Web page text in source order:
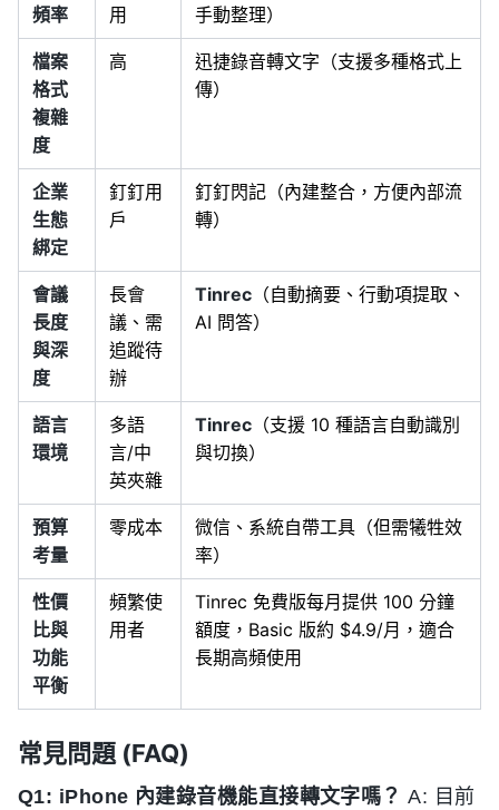
頻率
用
手動整理）
檔案
格式
複雜
度
高
迅捷錄音轉文字（支援多種格式上
傳）
企業
生態
綁定
釘釘用
戶
釘釘閃記（內建整合，方便內部流
轉）
會議
長度
與深
度
長會
議、需
追蹤待
辦
Tinrec （自動摘要、行動項提取、
AI 問答）
語言
環境
多語
言/中
英夾雜
Tinrec （支援 10 種語言自動識別
與切換）
預算
考量
零成本
微信、系統自帶工具（但需犧牲效
率）
性價
比與
功能
平衡
頻繁使
用者
Tinrec 免費版每月提供 100 分鐘
額度，Basic 版約 $4.9/月，適合
長期高頻使用
常見問題 (FAQ)
Q1: iPhone 內建錄音機能直接轉文字嗎？ A: 目前